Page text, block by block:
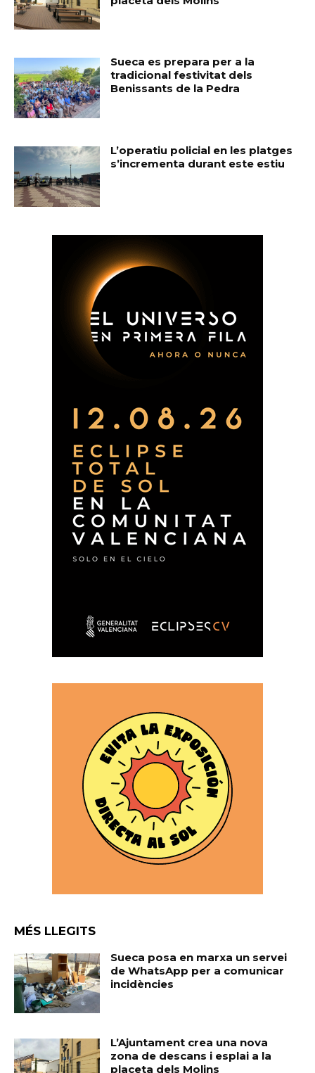
Sueca es prepara per a la
tradicional festivitat dels
Benissants de la Pedra
L’operatiu policial en les platges
s’incrementa durant este estiu
MÉS LLEGITS
Sueca posa en marxa un servei
de WhatsApp per a comunicar
incidències
L’Ajuntament crea una nova
zona de descans i esplai a la
placeta dels Molins